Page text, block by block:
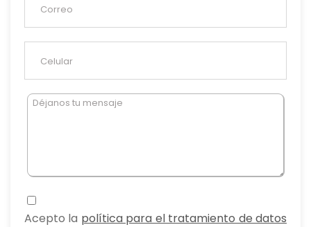
Acepto la política para el tratamiento de datos